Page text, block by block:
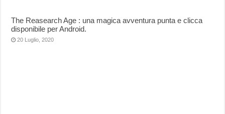
The Reasearch Age : una magica avventura punta e clicca
disponibile per Android.
20 Luglio, 2020